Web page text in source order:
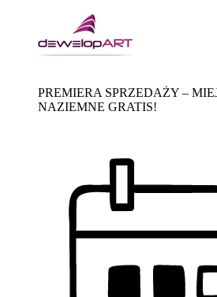
PREMIERA SPRZEDAŻY –
NAZIEMNE GRATIS!